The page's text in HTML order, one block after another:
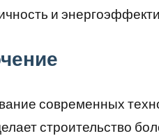
и
современных
строительство